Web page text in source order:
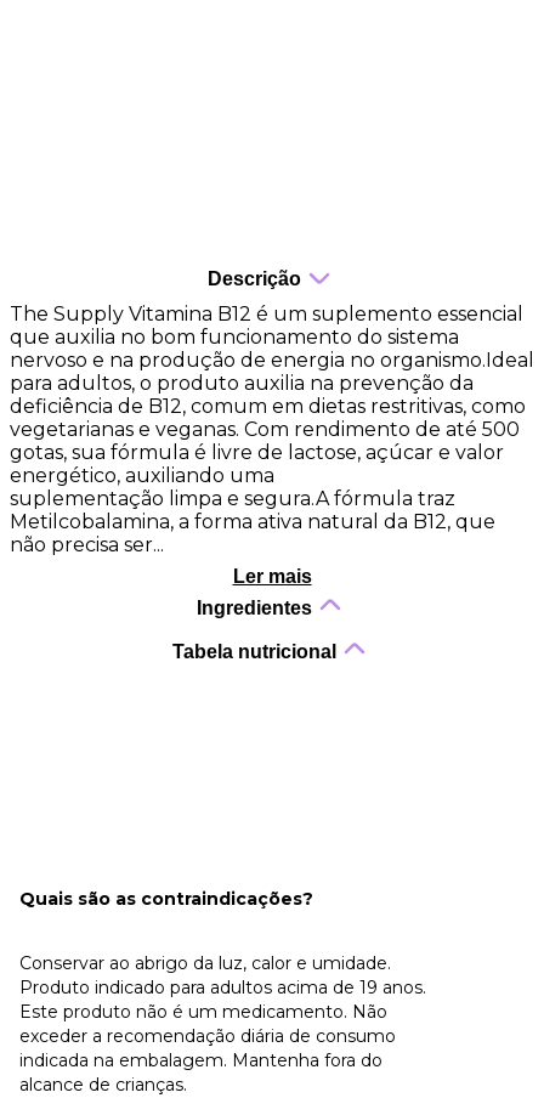
Descrição
The Supply Vitamina B12 é um suplemento essencial
que auxilia no bom funcionamento do sistema
nervoso e na produção de energia no organismo.Ideal
para adultos, o produto auxilia na prevenção da
deficiência de B12, comum em dietas restritivas, como
vegetarianas e veganas. Com rendimento de até 500
gotas, sua fórmula é livre de lactose, açúcar e valor
energético, auxiliando uma
suplementação limpa e segura.A fórmula traz
Metilcobalamina, a forma ativa natural da B12, que
não precisa ser...
Ler mais
Ingredientes
Tabela nutricional
Quais são as contraindicações?
Conservar ao abrigo da luz, calor e umidade.
Produto indicado para adultos acima de 19 anos.
Este produto não é um medicamento. Não
exceder a recomendação diária de consumo
indicada na embalagem. Mantenha fora do
alcance de crianças.